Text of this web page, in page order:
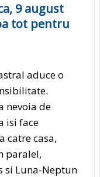
9 august
tot pentru
aduce o
nevoia de
isi face
catre casa,
paralel,
si Luna-Neptun